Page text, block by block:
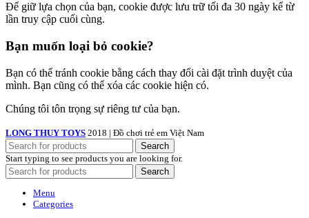
Để giữ lựa chọn của bạn, cookie được lưu trữ tối đa 30 ngày kể từ
lần truy cập cuối cùng.
Bạn muốn loại bỏ cookie?
Bạn có thể tránh cookie bằng cách thay đổi cài đặt trình duyệt của
mình. Bạn cũng có thể xóa các cookie hiện có.
Chúng tôi tôn trọng sự riêng tư của bạn.
LONG THUY TOYS 2018 | Đồ chơi trẻ em Việt Nam
Search
Start typing to see products you are looking for.
Search
Menu
Categories